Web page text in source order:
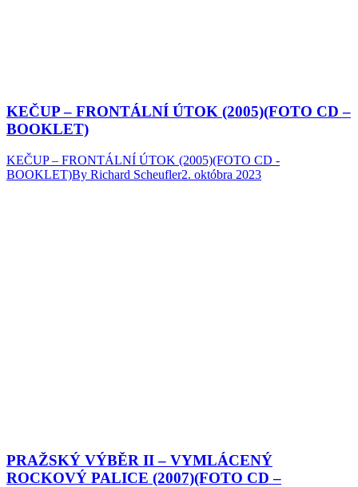
KEČUP – FRONTÁLNÍ ÚTOK (2005)(FOTO CD –
BOOKLET)
KEČUP – FRONTÁLNÍ ÚTOK (2005)(FOTO CD -
BOOKLET)By Richard Scheufler2. októbra 2023
PRAŽSKÝ VÝBĚR II – VYMLÁCENÝ
ROCKOVÝ PALICE (2007)(FOTO CD –